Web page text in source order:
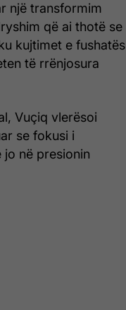
një transformim
që ai thotë se
kujtimet e fushatës
të rrënjosura
Vuçiq vlerësoi
se fokusi i
në presionin